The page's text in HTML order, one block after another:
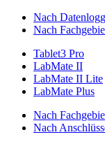
Nach
Nach
Tablet3 Pro
LabMate II
LabMate II Lite
LabMate Plus
Nach
Nach